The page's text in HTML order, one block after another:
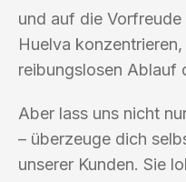
und auf die
Huelva
reibungslosen Ablauf
Aber lass uns nicht
– überzeuge dich
unserer Kunden. Sie